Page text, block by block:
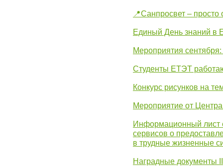
📍Санпросвет –
Единый День знаний в
Мероприятия
Студенты ЕТЭТ
Конкурс рисунков на
Мероприятие от
Информационный лист
сервисов о
в трудные жизненные
Наградные документы